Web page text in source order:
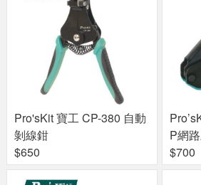
Pro'sKit 寶工 CP-380 自動
剝線鉗
$650
P網
$700